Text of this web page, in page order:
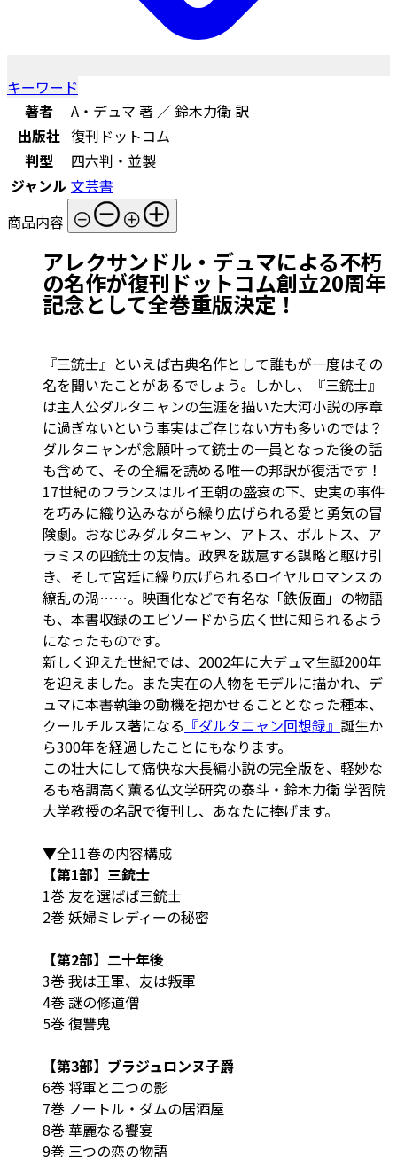
キーワード
著者
A・デュマ 著 ／ 鈴木力衛 訳
出版社 復刊ドットコム
判型
四六判・並製
ジャンル 文芸書
商品内容
アレクサンドル・デュマによる不朽
の名作が復刊ドットコム創立20周年
記念として全巻重版決定！
『三銃士』といえば古典名作として誰もが一度はその
名を聞いたことがあるでしょう。しかし、『三銃士』
は主人公ダルタニャンの生涯を描いた大河小説の序章
に過ぎないという事実はご存じない方も多いのでは？
ダルタニャンが念願叶って銃士の一員となった後の話
も含めて、その全編を読める唯一の邦訳が復活です！
17世紀のフランスはルイ王朝の盛衰の下、史実の事件
を巧みに織り込みながら繰り広げられる愛と勇気の冒
険劇。おなじみダルタニャン、アトス、ポルトス、ア
ラミスの四銃士の友情。政界を跋扈する謀略と駆け引
き、そして宮廷に繰り広げられるロイヤルロマンスの
繚乱の渦……。映画化などで有名な「鉄仮面」の物語
も、本書収録のエピソードから広く世に知られるよう
になったものです。
新しく迎えた世紀では、2002年に大デュマ生誕200年
を迎えました。また実在の人物をモデルに描かれ、デ
ュマに本書執筆の動機を抱かせることとなった種本、
クールチルス著になる 『ダルタニャン回想録』 誕生か
ら300年を経過したことにもなります。
この壮大にして痛快な大長編小説の完全版を、軽妙な
るも格調高く薫る仏文学研究の泰斗・鈴木力衛 学習院
大学教授の名訳で復刊し、あなたに捧げます。
▼全11巻の内容構成
【第1部】三銃士
1巻 友を選ばば三銃士
2巻 妖婦ミレディーの秘密
【第2部】二十年後
3巻 我は王軍、友は叛軍
4巻 謎の修道僧
5巻 復讐鬼
【第3部】ブラジュロンヌ子爵
6巻 将軍と二つの影
7巻 ノートル・ダムの居酒屋
8巻 華麗なる饗宴
9巻 三つの恋の物語